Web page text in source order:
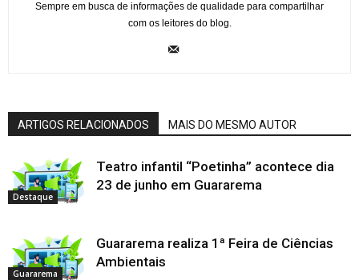
Sempre em busca de informações de qualidade para compartilhar
com os leitores do blog.
ARTIGOS RELACIONADOS MAIS DO MESMO AUTOR
Destaque
Teatro infantil “Poetinha” acontece dia
23 de junho em Guararema
Guararema
Guararema realiza 1ª Feira de Ciências
Ambientais